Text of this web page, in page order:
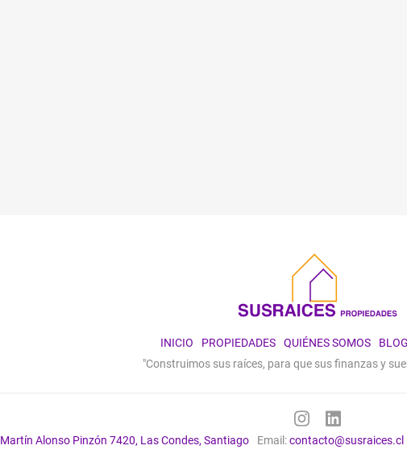
INICIO PROPIEDADES QUIÉNES SOMOS BLOG
"Construimos sus raíces, para que sus finanzas y
Martín Alonso Pinzón 7420, Las Condes, Santiago Email:contacto@susraices.cl